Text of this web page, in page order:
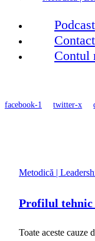
Podcast
Contact
Contul
facebook-1 twitter-x
Metodică |
Profilul
Toate aceste cauze